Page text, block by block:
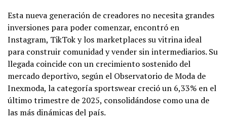
Esta nueva generación de creadores no necesita grandes
inversiones para poder comenzar, encontró en
Instagram, TikTok y los marketplaces su vitrina ideal
para construir comunidad y vender sin intermediarios. Su
llegada coincide con un crecimiento sostenido del
mercado deportivo, según el Observatorio de Moda de
Inexmoda, la categoría sportswear creció un 6,33% en el
último trimestre de 2025, consolidándose como una de
las más dinámicas del país.